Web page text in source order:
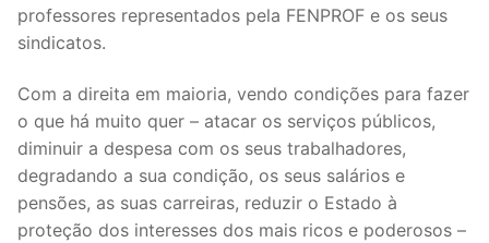
sindicalização
Legislação
Sectores
PRÉ-ESCOLAR
professores representados pela FENPROF e os seus
sindicatos.
Com a direita em maioria, vendo condições para fazer
o que há muito quer – atacar os serviços públicos,
diminuir a despesa com os seus trabalhadores,
degradando a sua condição, os seus salários e
pensões, as suas carreiras, reduzir o Estado à
proteção dos interesses dos mais ricos e poderosos –